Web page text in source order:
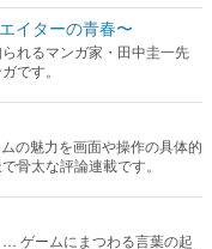
イターの青春〜
れるマンガ家・田中圭一先
です。
の魅力を画面や操作の具体的
骨太な評論連載です。
… ゲームにまつわる言葉の起